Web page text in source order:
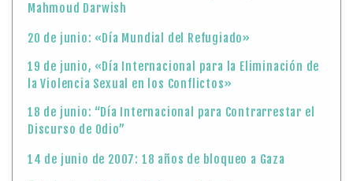
Mahmoud Darwish
20 de junio: «Día Mundial del Refugiado»
19 de junio, «Día Internacional para la Eliminación de
la Violencia Sexual en los Conflictos»
18 de junio: “Día Internacional para Contrarrestar el
Discurso de Odio”
14 de junio de 2007: 18 años de bloqueo a Gaza